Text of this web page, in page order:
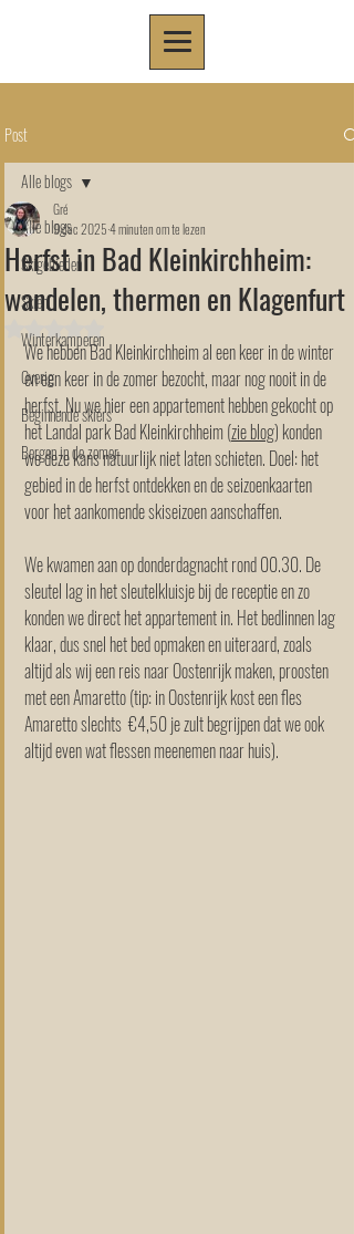
Post
Alle blogs
Skigebieden
Skiën
Winterkamperen
Overig
Beginnende skiërs
Bergen in de zomer
Alle blogs
Herfst in Bad Kleinkirchheim:
wandelen, thermen en Klagenfurt
Gré
9 dec 20254 minuten om te lezen
We hebben Bad Kleinkirchheim al een keer in de winter
en een keer in de zomer bezocht, maar nog nooit in de
herfst. Nu we hier een appartement hebben gekocht op
het Landal park Bad Kleinkirchheim (zie blog) konden
we deze kans natuurlijk niet laten schieten. Doel: het
gebied in de herfst ontdekken en de seizoenkaarten
voor het aankomende skiseizoen aanschaffen.
We kwamen aan op donderdagnacht rond 00.30. De
sleutel lag in het sleutelkluisje bij de receptie en zo
konden we direct het appartement in. Het bedlinnen lag
klaar, dus snel het bed opmaken en uiteraard, zoals
altijd als wij een reis naar Oostenrijk maken, proosten
met een Amaretto (tip: in Oostenrijk kost een fles
Amaretto slechts  €4,50 je zult begrijpen dat we ook
altijd even wat flessen meenemen naar huis).